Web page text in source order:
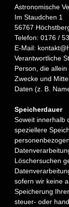
Astronomische
Im Staudchen 1
56767
Telefon: 0176 /
E-Mail:
Verantwortliche
Person, die
Zwecke und
Daten (z. B.
Speicherdauer
Soweit innerhalb
speziellere
Löschersuchen
sofern wir keine
Speicherung
steuer- oder